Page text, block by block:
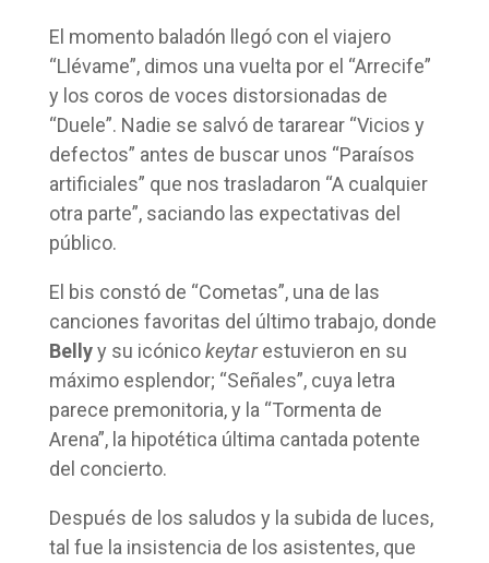
El momento baladón llegó con el viajero
“Llévame”, dimos una vuelta por el “Arrecife”
y los coros de voces distorsionadas de
“Duele”. Nadie se salvó de tararear “Vicios y
defectos” antes de buscar unos “Paraísos
artificiales” que nos trasladaron “A cualquier
otra parte”, saciando las expectativas del
público.
El bis constó de “Cometas”, una de las
canciones favoritas del último trabajo, donde
Bellyy su icónicokeytarestuvieron en su
máximo esplendor; “Señales”, cuya letra
parece premonitoria, y la “Tormenta de
Arena”, la hipotética última cantada potente
del concierto.
Después de los saludos y la subida de luces,
tal fue la insistencia de los asistentes, que